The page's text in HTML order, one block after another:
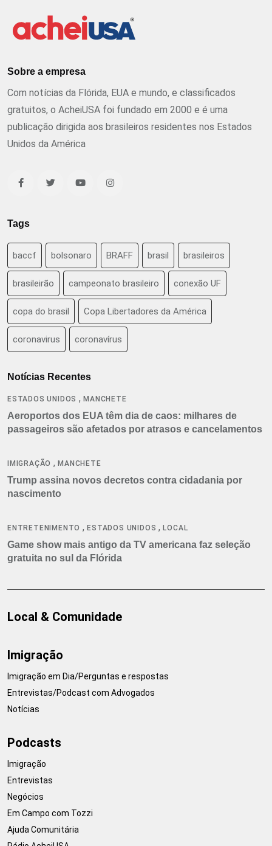
Sobre a empresa
Com notícias da Flórida, EUA e mundo, e classificados
gratuitos, o AcheiUSA foi fundado em 2000 e é uma
publicação dirigida aos brasileiros residentes nos Estados
Unidos da América
Tags
baccf bolsonaro BRAFF brasil brasileiros
brasileirão campeonato brasileiro conexão UF
copa do brasil Copa Libertadores da América
coronavirus coronavírus
Notícias Recentes
ESTADOS UNIDOS ,MANCHETE
Aeroportos dos EUA têm dia de caos: milhares de
passageiros são afetados por atrasos e cancelamentos
IMIGRAÇÃO ,MANCHETE
Trump assina novos decretos contra cidadania por
nascimento
ENTRETENIMENTO ,ESTADOS UNIDOS ,LOCAL
Game show mais antigo da TV americana faz seleção
gratuita no sul da Flórida
Local & Comunidade
Imigração
Imigração em Dia/Perguntas e respostas
Entrevistas/Podcast com Advogados
Notícias
Podcasts
Imigração
Entrevistas
Negócios
Em Campo com Tozzi
Ajuda Comunitária